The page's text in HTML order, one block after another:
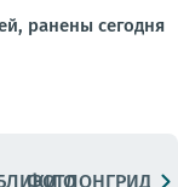
ранены сегодня
ФОТОЛОНГРИДЫ